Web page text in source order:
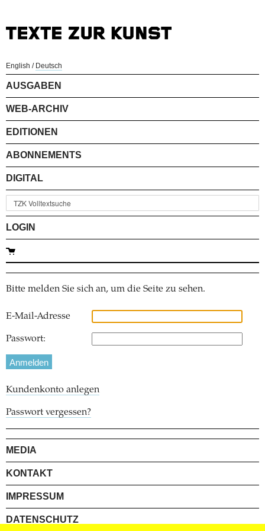
English / Deutsch
AUSGABEN
WEB-ARCHIV
EDITIONEN
ABONNEMENTS
DIGITAL
LOGIN
Bitte melden Sie sich an, um die Seite zu sehen.
E-Mail-Adresse
Passwort:
Kundenkonto anlegen
Passwort vergessen?
MEDIA
KONTAKT
IMPRESSUM
DATENSCHUTZ